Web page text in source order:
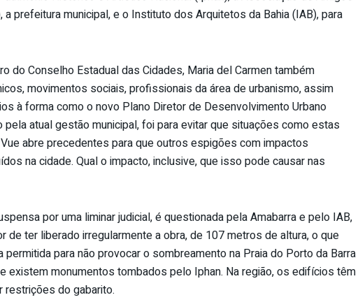
prefeitura municipal, e o Instituto dos Arquitetos da Bahia (IAB), para
do Conselho Estadual das Cidades, Maria del Carmen também
movimentos sociais, profissionais da área de urbanismo, assim
à forma como o novo Plano Diretor de Desenvolvimento Urbano
atual gestão municipal, foi para evitar que situações como estas
abre precedentes para que outros espigões com impactos
na cidade. Qual o impacto, inclusive, que isso pode causar nas
por uma liminar judicial, é questionada pela Amabarra e pelo IAB,
de ter liberado irregularmente a obra, de 107 metros de altura, o que
para não provocar o sombreamento na Praia do Porto da Barra
existem monumentos tombados pelo Iphan. Na região, os edifícios têm
restrições do gabarito.